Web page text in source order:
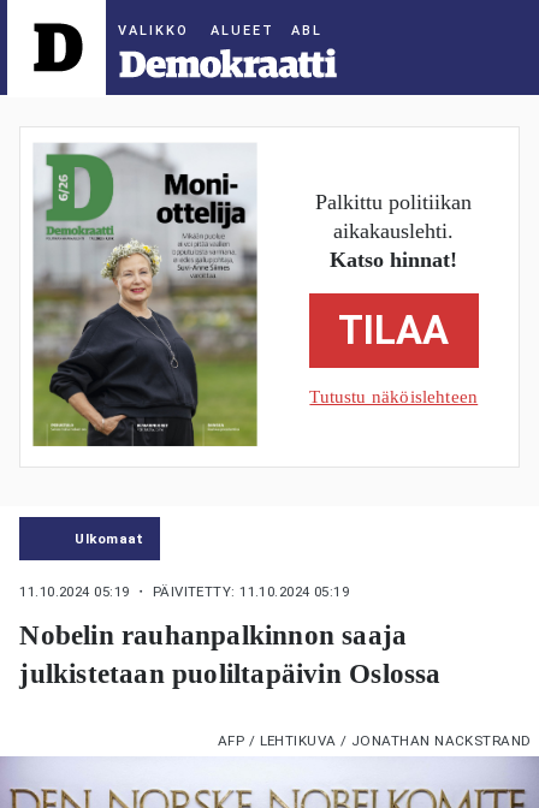
ALUEET
Palkittu politiikan
aikakauslehti.
Katso hinnat!
TILAA
Tutustu näköislehteen
Ulkomaat
11.10.2024 05:19 ・ PÄIVITETTY: 11.10.2024 05:19
Nobelin rauhanpalkinnon saaja
julkistetaan puoliltapäivin Oslossa
AFP / LEHTIKUVA / JONATHAN NACKSTRAND